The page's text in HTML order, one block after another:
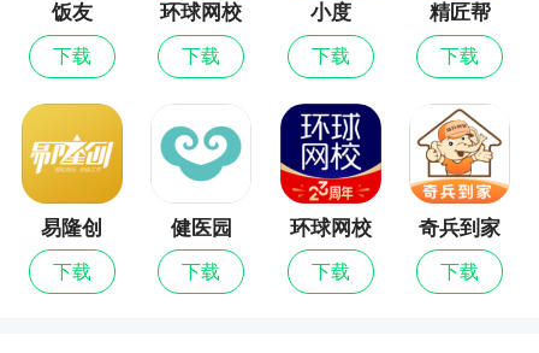
4、支持电脑、平板、手机全平台系统，数据云
端实时同步，真正实现云进销存
5、蓝牙打印、微信分享等等这些小特性就不多
说了哈，赶紧体验吧
6、与商家共同打造“接地气、实用”产品，您所
有的需求，我们都安排跟进
小编评价
饭友
下载
环球网校
最新版
下载
小度
下载
精匠帮
下载
易隆创
下载
健医园
下载
环球网校
下载
奇兵到家
下载